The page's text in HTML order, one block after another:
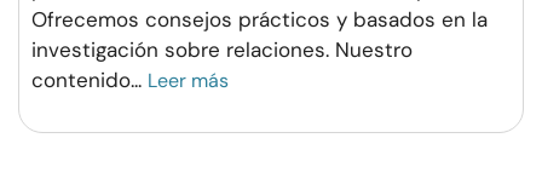
Ofrecemos consejos prácticos y basados en la
investigación sobre relaciones. Nuestro
contenido... Leer más